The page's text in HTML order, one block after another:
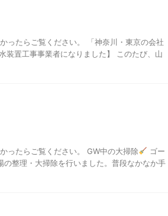
ったらご覧ください。 「神奈川・東京の会社
装置工事事業者になりました】 このたび、山
ったらご覧ください。 GW中の大掃除
ゴー
整理・大掃除を行いました。普段なかなか手